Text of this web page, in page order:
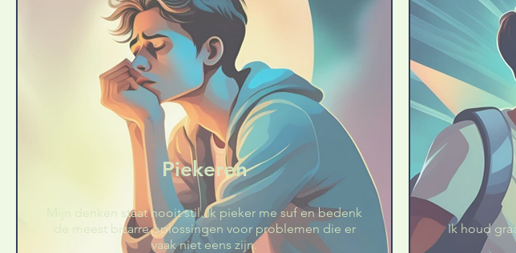
Piekeren
Mijn denken staat nooit stil. Ik pieker me suf en bedenk
de meest bizarre oplossingen voor problemen die er
vaak niet eens zijn.
Ik houd